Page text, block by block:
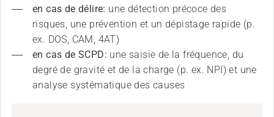
en cas de délire: une détection précoce des
risques, une prévention et un dépistage rapide (p.
ex. DOS, CAM, 4AT)
en cas de SCPD: une saisie de la fréquence, du
degré de gravité et de la charge (p. ex. NPI) et une
analyse systématique des causes